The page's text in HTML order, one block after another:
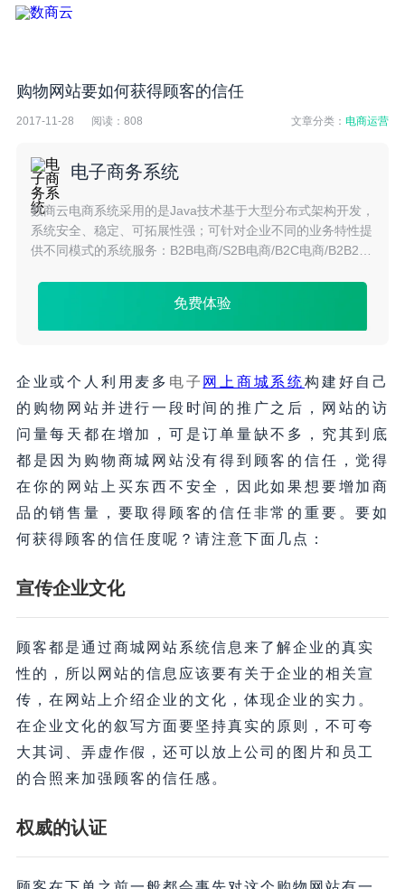
购物网站要如何获得顾客的信任
2017-11-28 阅读： 808 文章分类：电商运营
电子商务系统
数商云电商系统采用的是Java技术基于大型分布式架构开发，
系统安全、稳定、可拓展性强；可针对企业不同的业务特性提
供不同模式的系统服务：B2B电商/S2B电商/B2C电商/B2B2C
免费体验
企业或个人利用麦多 电子 网上商城系统构建好自己
的购物网站并进行一段时间的推广之后，网站的访
问量每天都在增加，可是订单量缺不多，究其到底
都是因为购物商城网站没有得到顾客的信任，觉得
在你的网站上买东西不安全，因此如果想要增加商
品的销售量，要取得顾客的信任非常的重要。要如
何获得顾客的信任度呢？请注意下面几点：
宣传企业文化
顾客都是通过商城网站系统信息来了解企业的真实
性的，所以网站的信息应该要有关于企业的相关宣
传，在网站上介绍企业的文化，体现企业的实力。
在企业文化的叙写方面要坚持真实的原则，不可夸
大其词、弄虚作假，还可以放上公司的图片和员工
的合照来加强顾客的信任感。
权威的认证